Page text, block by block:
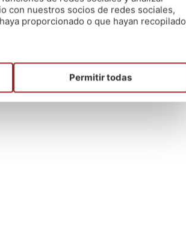
más de
nuestros centros
con nuestros socios de redes sociales,
proporcionado o que hayan recopilado
Permitir todas